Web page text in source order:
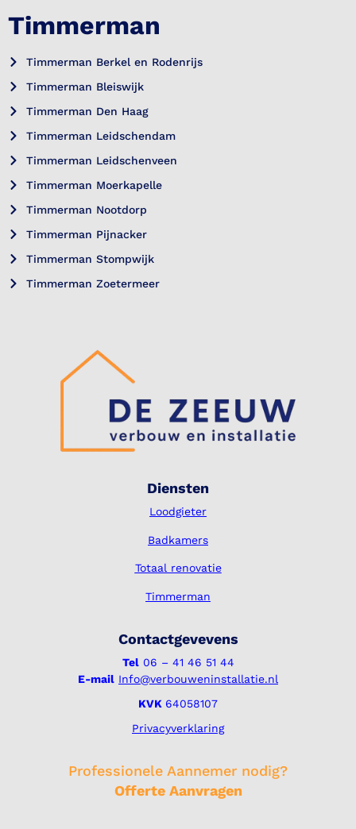
Timmerman
Timmerman Berkel en Rodenrijs
Timmerman Bleiswijk
Timmerman Den Haag
Timmerman Leidschendam
Timmerman Leidschenveen
Timmerman Moerkapelle
Timmerman Nootdorp
Timmerman Pijnacker
Timmerman Stompwijk
Timmerman Zoetermeer
Diensten
Loodgieter
Badkamers
Totaal renovatie
Timmerman
Contactgevevens
Tel 06 – 41 46 51 44
E-mail Info@verbouweninstallatie.nl
KVK 64058107
Privacyverklaring
Professionele Aannemer nodig?
Offerte Aanvragen